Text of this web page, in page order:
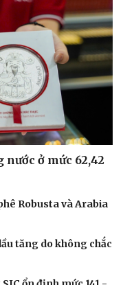
nước ở mức 62,42
Robusta và Arabia
tăng do không chắc